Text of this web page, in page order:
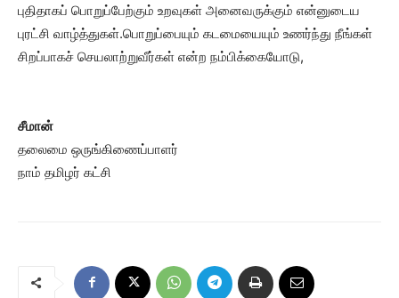
புதிதாகப் பொறுப்பேற்கும் உறவுகள் அனைவருக்கும் என்னுடைய
புரட்சி வாழ்த்துகள்.பொறுப்பையும் கடமையையும் உணர்ந்து நீங்கள்
சிறப்பாகச் செயலாற்றுவீர்கள் என்ற நம்பிக்கையோடு,
சீமான்
தலைமை ஒருங்கிணைப்பாளர்
நாம் தமிழர் கட்சி